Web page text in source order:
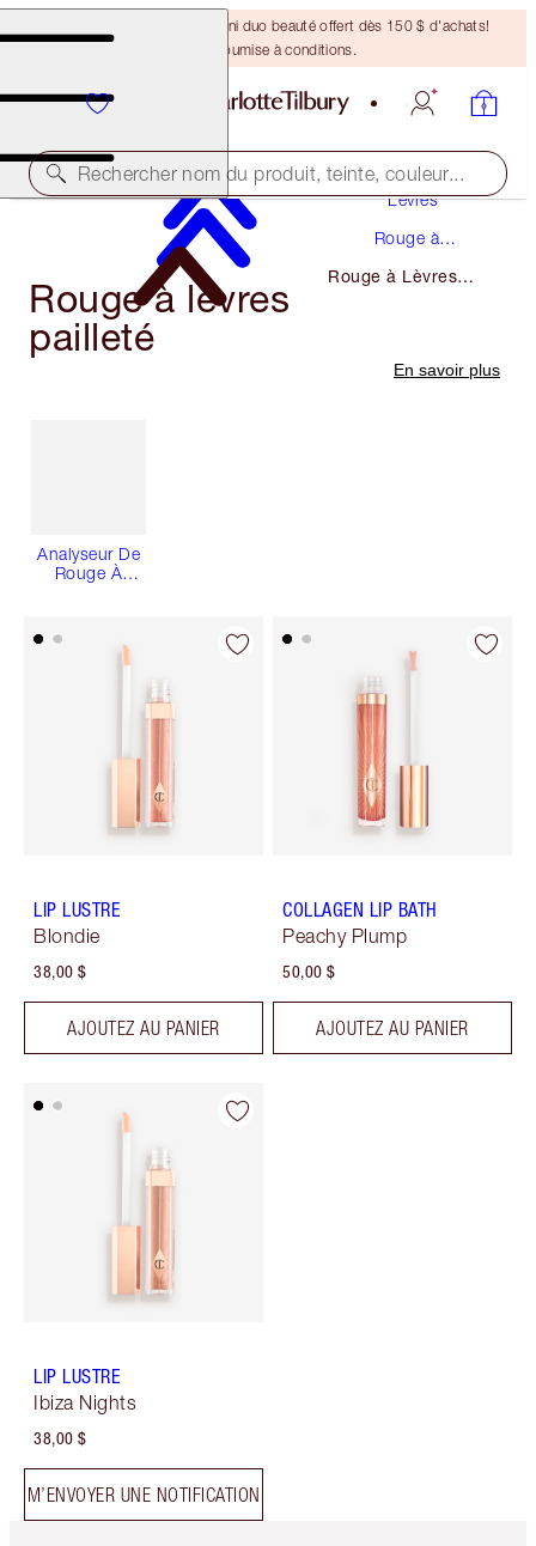
DERNIÈRE CHANCE ! Un mini duo beauté offert dès 150 $ d'achats!
Offre soumise à conditions.
Rechercher nom du produit, teinte, couleur...
Lèvres
Rouge à
Rouge à Lèvres
Rouge à lèvres
pailleté
En savoir plus
Analyseur De
Rouge À
LIP LUSTRE
Blondie
38,00 $
AJOUTEZ AU PANIER
COLLAGEN LIP BATH
Peachy Plump
50,00 $
AJOUTEZ AU PANIER
LIP LUSTRE
Ibiza Nights
38,00 $
M’ENVOYER UNE NOTIFICATION